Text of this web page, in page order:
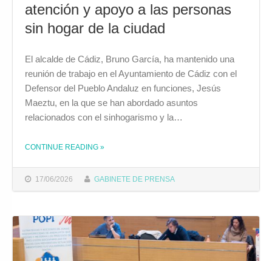
atención y apoyo a las personas
sin hogar de la ciudad
17/06/2026 GABINETE DE PRENSA
El alcalde de Cádiz, Bruno García, ha mantenido una
reunión de trabajo en el Ayuntamiento de Cádiz con el
Defensor del Pueblo Andaluz en funciones, Jesús
Maeztu, en la que se han abordado asuntos
relacionados con el sinhogarismo y la…
CONTINUE READING »